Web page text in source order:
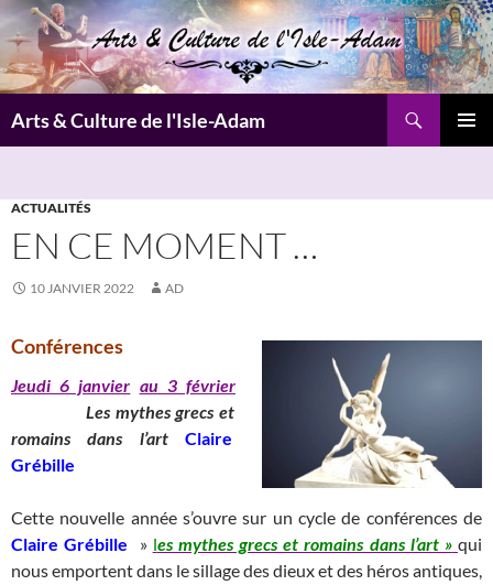
Aller
au
contenu
Arts & Culture de l'Isle-Adam
ACTUALITÉS
EN CE MOMENT …
10 JANVIER 2022 AD
Conférences
Jeudi 6 janvier au 3 février
Les mythes grecs et
romains dans l’art Claire
Grébille
Cette nouvelle année s’ouvre sur un cycle de conférences de
Claire Grébille » les mythes grecs et romains dans l’art » qui
nous emportent dans le sillage des dieux et des héros antiques,